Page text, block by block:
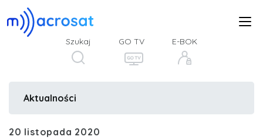
Szukaj GO TV E-BOK
Aktualności
20 listopada 2020